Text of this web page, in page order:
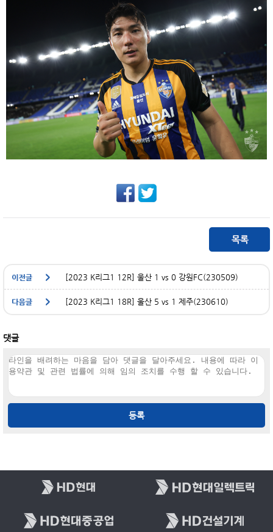
[2023 K리그1 12R] 울산 1 vs 0 강원FC(230509)
[2023 K리그1 18R] 울산 5 vs 1 제주(230610)
댓글
등록